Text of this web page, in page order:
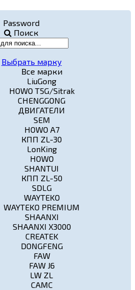
Password
Поиск
Выбрать марку
Все марки
LiuGong
HOWO T5G/Sitrak
CHENGGONG
ДВИГАТЕЛИ
SEM
HOWO A7
КПП ZL-30
LonKing
HOWO
SHANTUI
КПП ZL-50
SDLG
WAYTEKO
WAYTEKO PREMIUM
SHAANXI
SHAANXI X3000
CREATEK
DONGFENG
FAW
FAW J6
LW ZL
CAMC